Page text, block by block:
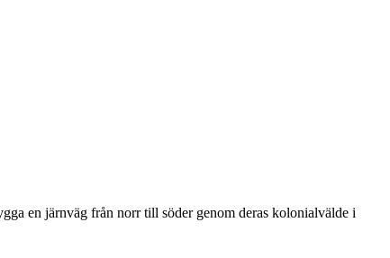
en järnväg från norr till söder genom deras kolonialvälde i